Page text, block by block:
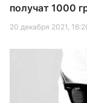
получат 1000
20 декабря 2021,